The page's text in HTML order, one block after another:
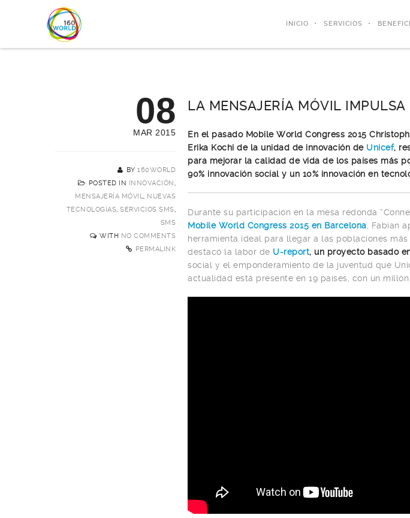
INICIO SERVICIOS
08
MAR 2015
BY160WORLD
POSTED IN INNOVACIÓN,
MENSAJERÍA MÓVIL, NUEVAS
TECNOLOGÍAS,SERVICIOS SMS,
SMS
WITH NO COMMENTS
PERMALINK
LA MENSAJERÍA MÓVIL IMPULSA
En el pasado Mobile World Congress 2015
Erika Kochi de la unidad de innovación de Unicef,
para mejorar la calidad de vida de los países más
90% innovación social y un 10% innovación en
Durante su participación en la mesa redonda
Mobile World Congress 2015 en Barcelona , Fabian
herramienta ideal para llegar a las poblaciones
destacó la labor de U-report, un proyecto basado
social y el emponderamiento de la juventud que
actualidad está presente en 19 países, con un